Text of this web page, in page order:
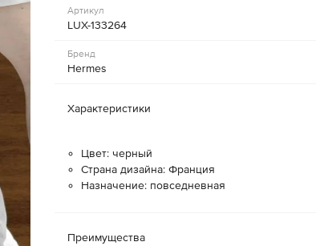
Артикул
LUX-133264
Бренд
Hermes
Характеристики
Цвет: черный
Страна дизайна: Франция
Назначение: повседневная
Преимущества